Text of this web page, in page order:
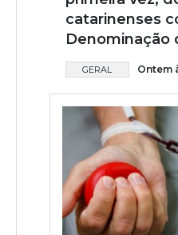
catarinenses
Denominação
GERAL Ontem